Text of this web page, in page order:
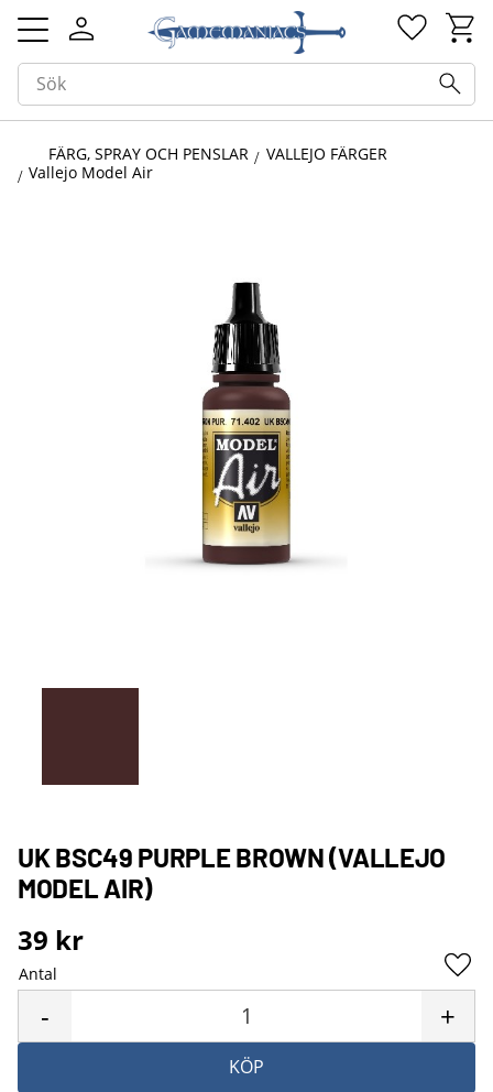
Meny
FÄRG, SPRAY OCH PENSLAR
VALLEJO FÄRGER
Vallejo Model Air
UK BSC49 PURPLE BROWN (VALLEJO
MODEL AIR)
39 kr
Antal
+
-
KÖP